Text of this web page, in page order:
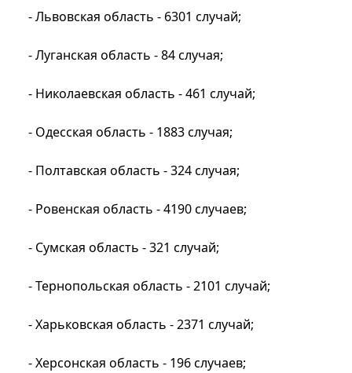
- Львовская область - 6301 случай;
- Луганская область - 84 случая;
- Николаевская область - 461 случай;
- Одесская область - 1883 случая;
- Полтавская область - 324 случая;
- Ровенская область - 4190 случаев;
- Сумская область - 321 случай;
- Тернопольская область - 2101 случай;
- Харьковская область - 2371 случай;
- Херсонская область - 196 случаев;